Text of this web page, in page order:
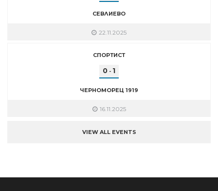
СЕВЛИЕВО
22.11.2025
СПОРТИСТ
0 - 1
ЧЕРНОМОРЕЦ 1919
16.11.2025
VIEW ALL EVENTS